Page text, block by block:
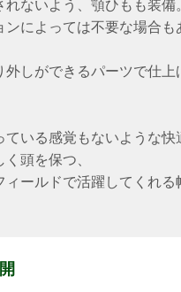
れないよう、顎ひもも装備
ンによっては不要な場合も
外しができるパーツで仕上
ている感覚もないような快
頭を保つ、
ィールドで活躍してくれる